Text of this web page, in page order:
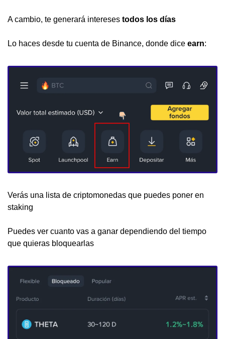
A cambio, te generará intereses todos los días
Lo haces desde tu cuenta de Binance, donde dice earn:
Verás una lista de criptomonedas que puedes poner en
staking
Puedes ver cuanto vas a ganar dependiendo del tiempo
que quieras bloquearlas